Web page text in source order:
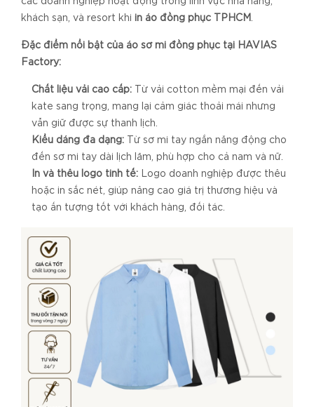
khách sạn, và resort khi in áo đồng phục TPHCM
Đặc điểm nổi bật của áo sơ mi đồng phục tại HAVIAS
Factory:
Chất liệu vải cao cấp: Từ vải cotton mềm mại đến vải
kate sang trọng, mang lại cảm giác thoải mái nhưng
vẫn giữ được sự thanh lịch.
Kiểu dáng đa dạng: Từ sơ mi tay ngắn năng động cho
đến sơ mi tay dài lịch lãm, phù hợp cho cả nam và nữ.
In và thêu logo tinh tế: Logo doanh nghiệp được thêu
hoặc in sắc nét, giúp nâng cao giá trị thương hiệu và
tạo ấn tượng tốt với khách hàng, đối tác.